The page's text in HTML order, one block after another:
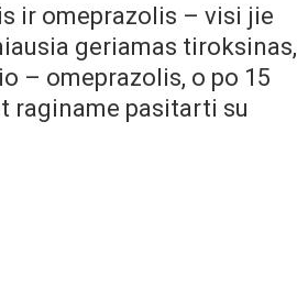
ir omeprazolis – visi jie
geriamas tiroksinas,
– omeprazolis, o po 15
raginame pasitarti su